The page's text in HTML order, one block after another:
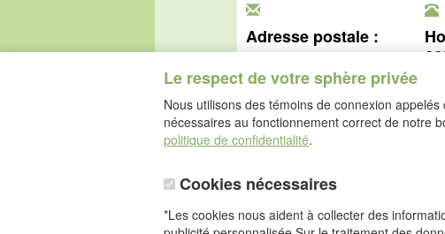
Le respect de votre sphère privée
Nous utilisons des témoins de connexion
nécessaires au fonctionnement correct de notre
politique de confidentialité.
Cookies nécessaires
*Les cookies nous aident à collecter des
Adresse postale :
Rue de l'Industrie
67160 Wissembourg